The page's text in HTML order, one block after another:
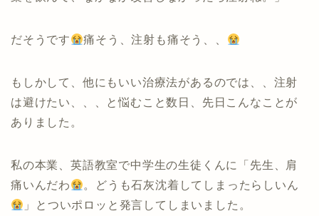
だそうです 痛そう、注射も痛そう、、
もしかして、他にもいい治療法があるのでは、、注射
は避けたい、、、と悩むこと数日、先日こんなことが
ありました。
私の本業、英語教室で中学生の生徒くんに「先生、肩
痛いんだわ
。どうも石灰沈着してしまったらしいん
」とついポロッと発言してしまいました。